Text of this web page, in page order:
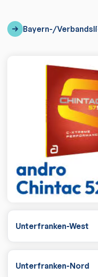
Bayern-/
Unterfranken-West
Unterfranken-Nord